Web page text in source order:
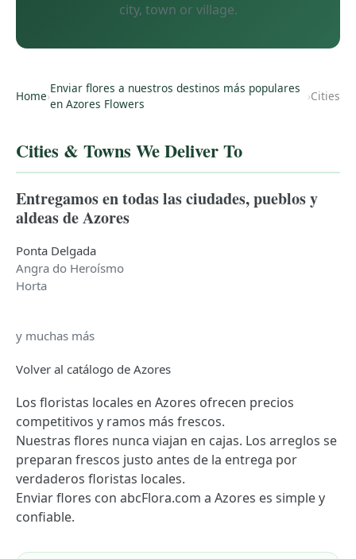
city, town or village.
Home›
Enviar flores a nuestros destinos más populares
en Azores Flowers
›Cities
Cities & Towns We Deliver To
Entregamos en todas las ciudades, pueblos y
aldeas de Azores
Ponta Delgada
Angra do Heroísmo
Horta
y muchas más
Volver al catálogo de Azores
Los floristas locales en Azores ofrecen precios
competitivos y ramos más frescos.
Nuestras flores nunca viajan en cajas. Los arreglos se
preparan frescos justo antes de la entrega por
verdaderos floristas locales.
Enviar flores con abcFlora.com a Azores es simple y
confiable.